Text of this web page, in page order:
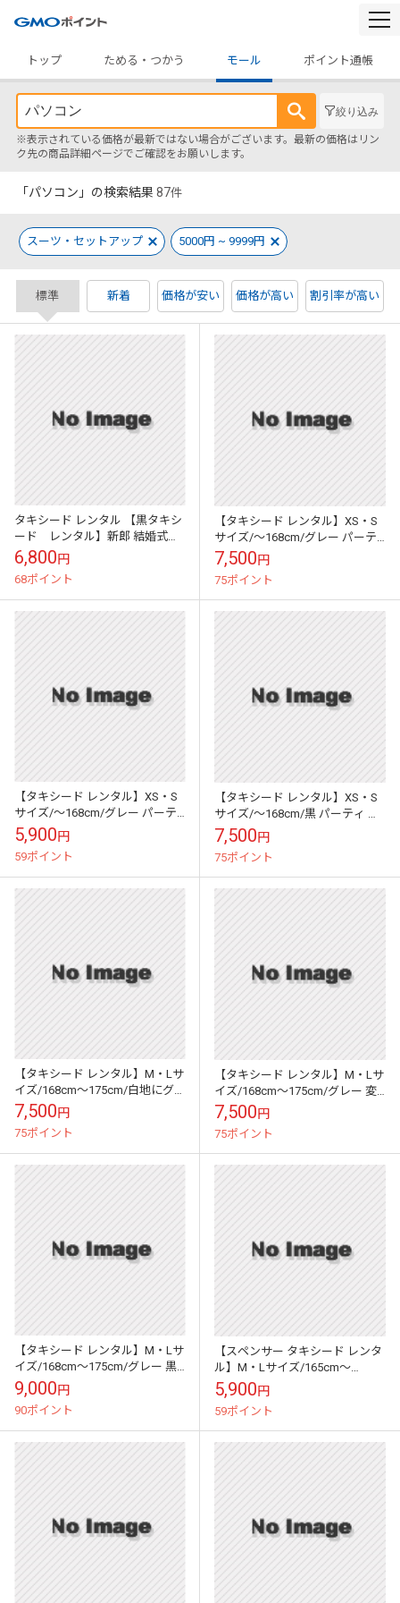
トップ
ためる・つかう モール ポイント通帳
絞り込み
※表示されている価格が最新ではない場合がございます。最新の価格はリン
ク先の商品詳細ページでご確認をお願いします。
「パソコン」の検索結果 87件
スーツ・セットアップ 5000円 ~ 9999円
標準 新着 価格が安い 価格が高い 割引率が高い
タキシード レンタル 【黒タキシ
ード レンタル】新郎 結婚式
nt04
6,800円
68ポイント
【タキシード レンタル】XS・S
サイズ/～168cm/グレー パーテ
ィ 演奏会 1033s
7,500円
75ポイント
【タキシード レンタル】XS・S
サイズ/～168cm/グレー パーテ
ィ 演奏会 1060
5,900円
59ポイント
【タキシード レンタル】XS・S
サイズ/～168cm/黒 パーティ 演
奏会 1122
7,500円
75ポイント
【タキシード レンタル】M・Lサ
イズ/168cm～175cm/白地にグ
レージャガード 1143M
7,500円
75ポイント
【タキシード レンタル】M・Lサ
イズ/168cm～175cm/グレー 変
わり織 結婚式 1145
7,500円
75ポイント
【タキシード レンタル】M・Lサ
イズ/168cm～175cm/グレー 黒
拝絹 ショールカラー 50672
9,000円
90ポイント
【スペンサー タキシード レンタ
ル】M・Lサイズ/165cm～
172cm/黒ラメ パーティ 演奏会
202
5,900円
59ポイント